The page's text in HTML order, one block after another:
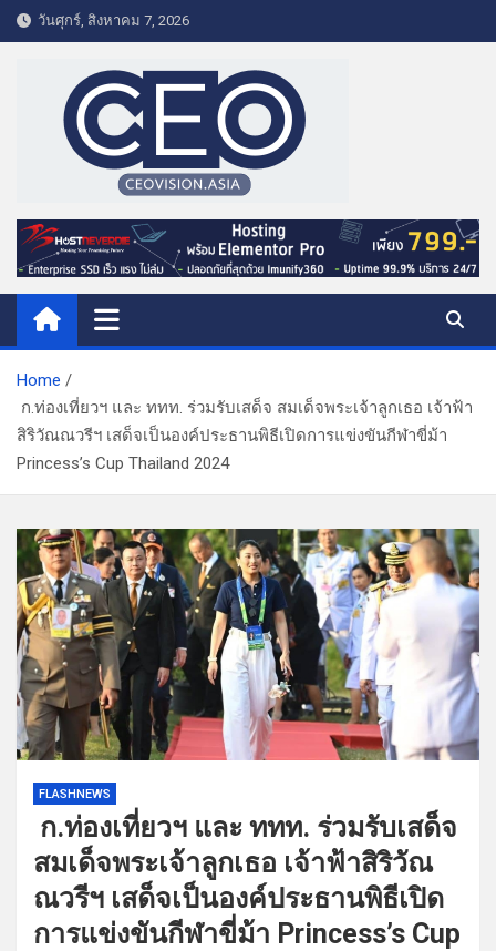
k
e
t
วันศุกร์, สิงหาคม 7, 2026
CEO VISION.ASIA
Business & Lifestyle
Home
ก.ท่องเที่ยวฯ และ ททท. ร่วมรับเสด็จ สมเด็จพระเจ้าลูกเธอ เจ้าฟ้า
สิริวัณณวรีฯ เสด็จเป็นองค์ประธานพิธีเปิดการแข่งขันกีฬาขี่ม้า
Princess’s Cup Thailand 2024
FLASHNEWS
ก.ท่องเที่ยวฯ และ ททท. ร่วมรับเสด็จ
สมเด็จพระเจ้าลูกเธอ เจ้าฟ้าสิริวัณ
ณวรีฯ เสด็จเป็นองค์ประธานพิธีเปิด
การแข่งขันกีฬาขี่ม้า Princess’s Cup